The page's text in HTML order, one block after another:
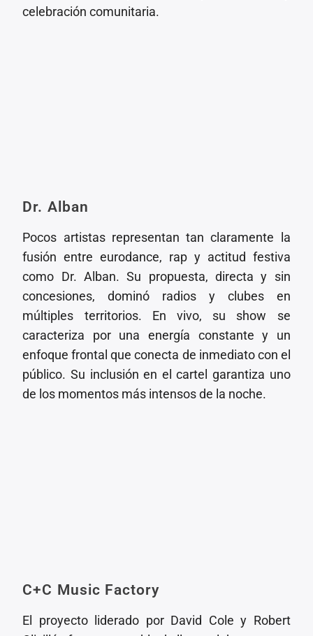
celebración comunitaria.
Dr. Alban
Pocos artistas representan tan claramente la
fusión entre eurodance, rap y actitud festiva
como Dr. Alban. Su propuesta, directa y sin
concesiones, dominó radios y clubes en
múltiples territorios. En vivo, su show se
caracteriza por una energía constante y un
enfoque frontal que conecta de inmediato con el
público. Su inclusión en el cartel garantiza uno
de los momentos más intensos de la noche.
C+C Music Factory
El proyecto liderado por David Cole y Robert